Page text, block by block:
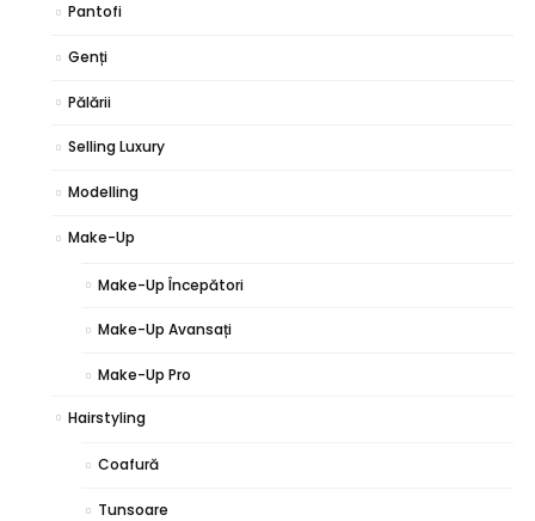
Pantofi
Genți
Pălării
Selling Luxury
Modelling
Make-Up
Make-Up Începători
Make-Up Avansați
Make-Up Pro
Hairstyling
Coafură
Tunsoare